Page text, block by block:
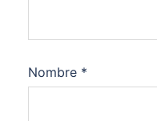
Nombre *